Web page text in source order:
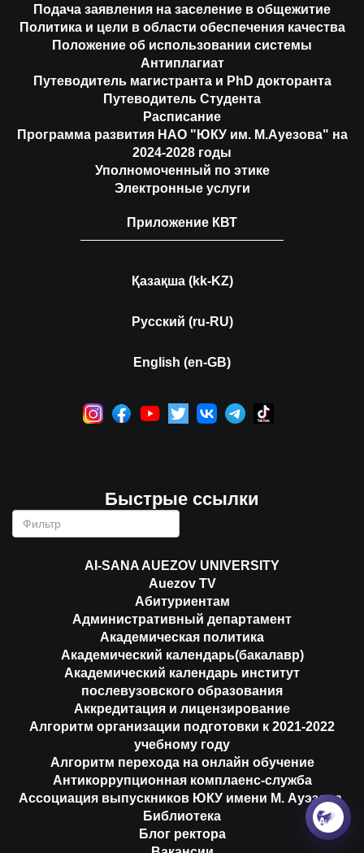
Подача заявления на заселение в общежитие
Политика и цели в области обеспечения качества
Положение об использовании системы
Антиплагиат
Путеводитель магистранта и PhD докторанта
Путеводитель Студента
Расписание
Программа развития НАО "ЮКУ им. М.Ауезова" на
2024-2028 годы
Уполномоченный по этике
Электронные услуги
Приложение КВТ
Қазақша (kk-KZ)
Русский (ru-RU)
English (en-GB)
Быстрые ссылки
AI-SANA AUEZOV UNIVERSITY
Auezov TV
Абитуриентам
Административный департамент
Академическая политика
Академический календарь(бакалавр)
Академический календарь институт
послевузовского образования
Аккредитация и лицензирование
Алгоритм организации подготовки к 2021-2022
учебному году
Алгоритм перехода на онлайн обучение
Антикоррупционная комплаенс-служба
Ассоциация выпускников ЮКУ имени М. Ауэзова
Библиотека
Блог ректора